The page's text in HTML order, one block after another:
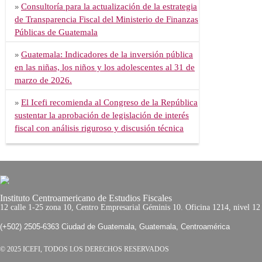
» Consultoría para la actualización de la estrategia
de Transparencia Fiscal del Ministerio de Finanzas
Públicas de Guatemala
» Guatemala: Indicadores de la inversión pública
en las niñas, los niños y los adolescentes al 31 de
marzo de 2026.
» El Icefi recomienda al Congreso de la República
sustentar la aprobación de legislación de interés
fiscal con análisis riguroso y discusión técnica
Instituto Centroamericano de Estudios Fiscales
12 calle 1-25 zona 10, Centro Empresarial Géminis 10. Oficina 1214, nivel 12
(+502) 2505-6363 Ciudad de Guatemala, Guatemala, Centroamérica
© 2025 ICEFI, TODOS LOS DERECHOS RESERVADOS